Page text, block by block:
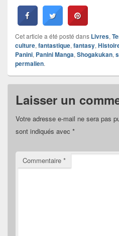
Cet article a été posté dans Livres,
culture,fantastique,fantasy,
Panini, Panini Manga,Shogakukan,
permalien.
Laisser un
Votre adresse e-mail ne sera pas
sont indiqués avec *
Commentaire *